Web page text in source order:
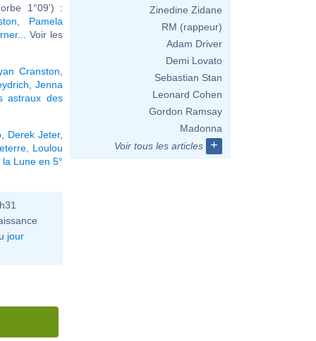
1°09') :
Pamela
... Voir les
Cranston
Jenna
astraux des
Derek Jeter,
, Loulou
Lune en 5°
jour
Zinedine Zidane
RM (rappeur)
Adam Driver
Demi Lovato
Sebastian Stan
Leonard Cohen
Gordon Ramsay
Madonna
Voir tous les articles
+